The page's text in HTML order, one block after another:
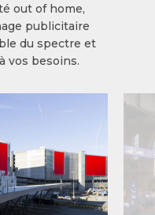
out of home,
publicitaire
du spectre et
vos besoins.